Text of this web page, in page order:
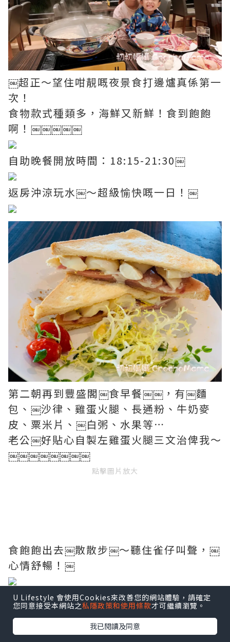
￼超正～望住咁靚嘅夜景食打邊爐真係第一
次！
食物款式種類多，海鮮又新鮮！食到飽飽
啊！￼￼￼￼￼
自助晚餐開放時間：18:15-21:30￼
返房沖涼玩水￼～超級愉快嘅一日！￼
第二朝再到豐盛閣￼食早餐￼￼，有￼麵
包、￼沙律、雞蛋火腿、長通粉、牛奶麥
皮、粟米片、￼白粥、水果等⋯
老公￼好貼心自製左雞蛋火腿三文治俾我～
￼￼￼￼￼￼￼￼
點擊圖片放大
食飽飽出去￼散散步￼～聽住雀仔叫聲，￼
心情舒暢！￼
退房之後就參加10:30嘅馬灣生態之旅￼導
￼￼覽￼團￼￼
U Lifestyle 會使用Cookies來改善您的網站體驗，請確定
您同意接受本網站之私隱政策和使用條款才可繼續瀏覽。
我已閱讀及同意